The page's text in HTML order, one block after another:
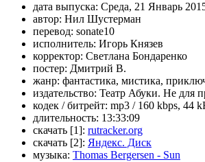
дата выпуска: Среда, 21 Январь
автор: Нил Шустерман
перевод: sonate10
исполнитель: Игорь Князев
корректор: Светлана Бондаренко
постер: Дмитрий В.
жанр: фантастика, мистика,
издательство: Театр Абуки. Не для
кодек / битрейт: mp3 / 160 kbps, 44
длительность: 13:33:09
скачать [1]: rutracker.org
скачать [2]: Яндекс. Диск
музыка: Thomas Bergersen - Sun